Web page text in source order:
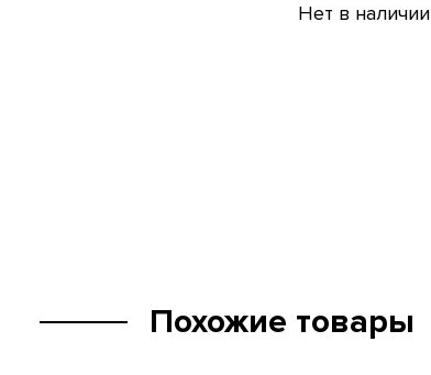
Нет в наличии
Похожие товары